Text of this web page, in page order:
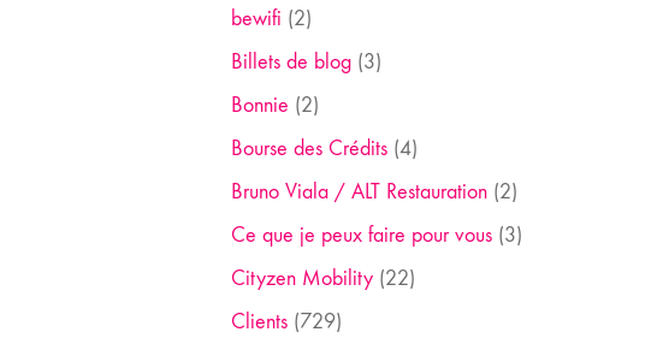
bewifi (2)
Billets de blog(3)
Bonnie (2)
Bourse des Crédits(4)
Bruno Viala / ALT Restauration(2)
Ce que je peux faire pour vous(3)
Cityzen Mobility(22)
Clients(729)